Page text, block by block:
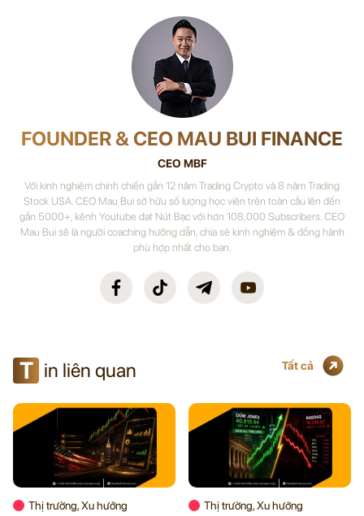
FOUNDER & CEO MAU BUI FINANCE
CEO MBF
Với kinh nghiệm chinh chiến gần 12 năm Trading Crypto và 8 năm Trading
Stock USA. CEO Mau Bui sở hữu số lượng học viên trên toàn cầu lên đến
gần 5000+, kênh Youtube đạt Nút Bạc với hơn 108,000 Subscribers. CEO
Mau Bui sẽ là người coaching hướng dẫn, chia sẻ kinh nghiệm & đồng hành
phù hợp nhất cho bạn.
T in liên quan Tất cả
Thị trường, Xu hướng Thị trường, Xu hướng